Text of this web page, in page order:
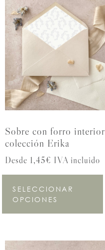
Sobre con forro interior
colección Erika
Desde 1,45€ IVA incluido
SELECCIONAR
OPCIONES